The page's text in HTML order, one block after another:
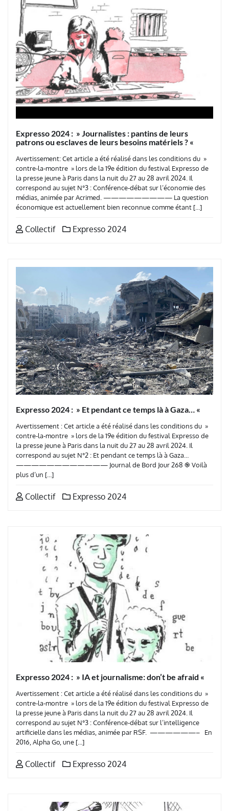
Expresso 2024 : » Journalistes : pantins de leurs
patrons ou esclaves de leurs besoins matériels ? «
Avertissement: Cet article a été réalisé dans les conditions du »
contre-la-montre » lors de la 19e édition du festival Expresso de
la presse jeune à Paris dans la nuit du 27 au 28 avril 2024. Il
correspond au sujet N°3 : Conférence-débat sur l’économie des
médias, animée par Acrimed. ————————— La question
économique est actuellement bien reconnue comme étant […]
Collectif Expresso 2024
Expresso 2024 : » Et pendant ce temps là à Gaza… «
Avertissement : Cet article a été réalisé dans les conditions du »
contre-la-montre » lors de la 19e édition du festival Expresso de
la presse jeune à Paris dans la nuit du 27 au 28 avril 2024. Il
correspond au sujet N°2 : Et pendant ce temps là à Gaza…
———————————— Journal de Bord Jour 268 ֎ Voilà
plus d’un […]
Collectif Expresso 2024
Expresso 2024 : » IA et journalisme: don’t be afraid «
Avertissement : Cet article a été réalisé dans les conditions du »
contre-la-montre » lors de la 19e édition du festival Expresso de
la presse jeune à Paris dans la nuit du 27 au 28 avril 2024. Il
correspond au sujet N°3 : Conférence-débat sur l’intelligence
artificielle dans les médias, animée par RSF. ——————– En
2016, Alpha Go, une […]
Collectif Expresso 2024